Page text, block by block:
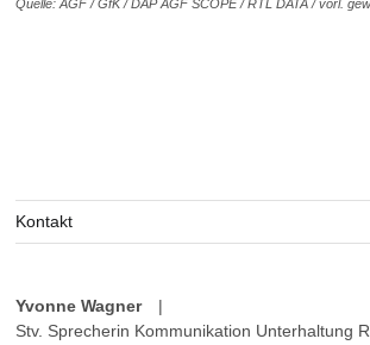
Quelle: AGF / GfK / DAP AGF SCOPE / RTL DATA / vorl.
Kontakt
Yvonne Wagner
|
Stv. Sprecherin Kommunikation Unterhaltung